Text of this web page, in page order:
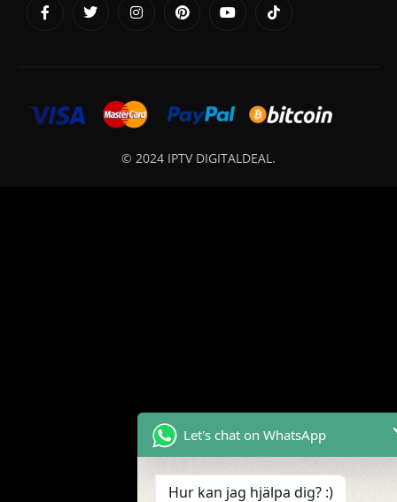
© 2024 IPTV DIGITALDEAL.
Let's chat on WhatsApp
Hur kan jag hjälpa dig? :)